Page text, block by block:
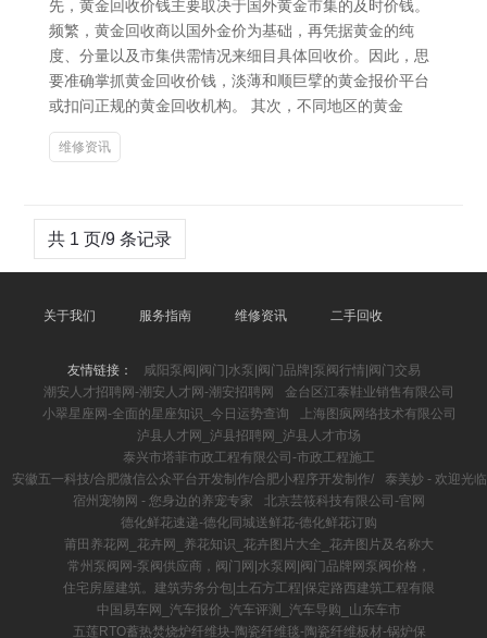
先，黄金回收价钱主要取决于国外黄金市集的及时价钱。
频繁，黄金回收商以国外金价为基础，再凭据黄金的纯
度、分量以及市集供需情况来细目具体回收价。因此，思
要准确掌抓黄金回收价钱，淡薄和顺巨擘的黄金报价平台
或扣问正规的黄金回收机构。 其次，不同地区的黄金
维修资讯
共 1 页/9 条记录
关于我们 服务指南 维修资讯 二手回收
友情链接：
咸阳泵阀|阀门|水泵|阀门品牌|泵阀行情|阀门交易
潮安人才招聘网-潮安人才网-潮安招聘网
金台区江泰鞋业销售有限公司
小翠星座网-全面的星座知识_今日运势查询
上海图疯网络技术有限公司
泸县人才网_泸县招聘网_泸县人才市场
泰兴市塔菲市政工程有限公司-市政工程施工
安徽五一科技/合肥微信公众平台开发制作/合肥小程序开发制作/
泰美妙 - 欢迎光临
宿州宠物网 - 您身边的养宠专家
北京芸筱科技有限公司-官网
德化鲜花速递-德化同城送鲜花-德化鲜花订购
莆田养花网_花卉网_养花知识_花卉图片大全_花卉图片及名称大
常州泵阀网-泵阀供应商，阀门网|水泵网|阀门品牌网泵阀价格，
住宅房屋建筑。建筑劳务分包|土石方工程|保定路西建筑工程有限
中国易车网_汽车报价_汽车评测_汽车导购_山东车市
五莲RTO蓄热焚烧炉纤维块-陶瓷纤维毯-陶瓷纤维板材-锅炉保